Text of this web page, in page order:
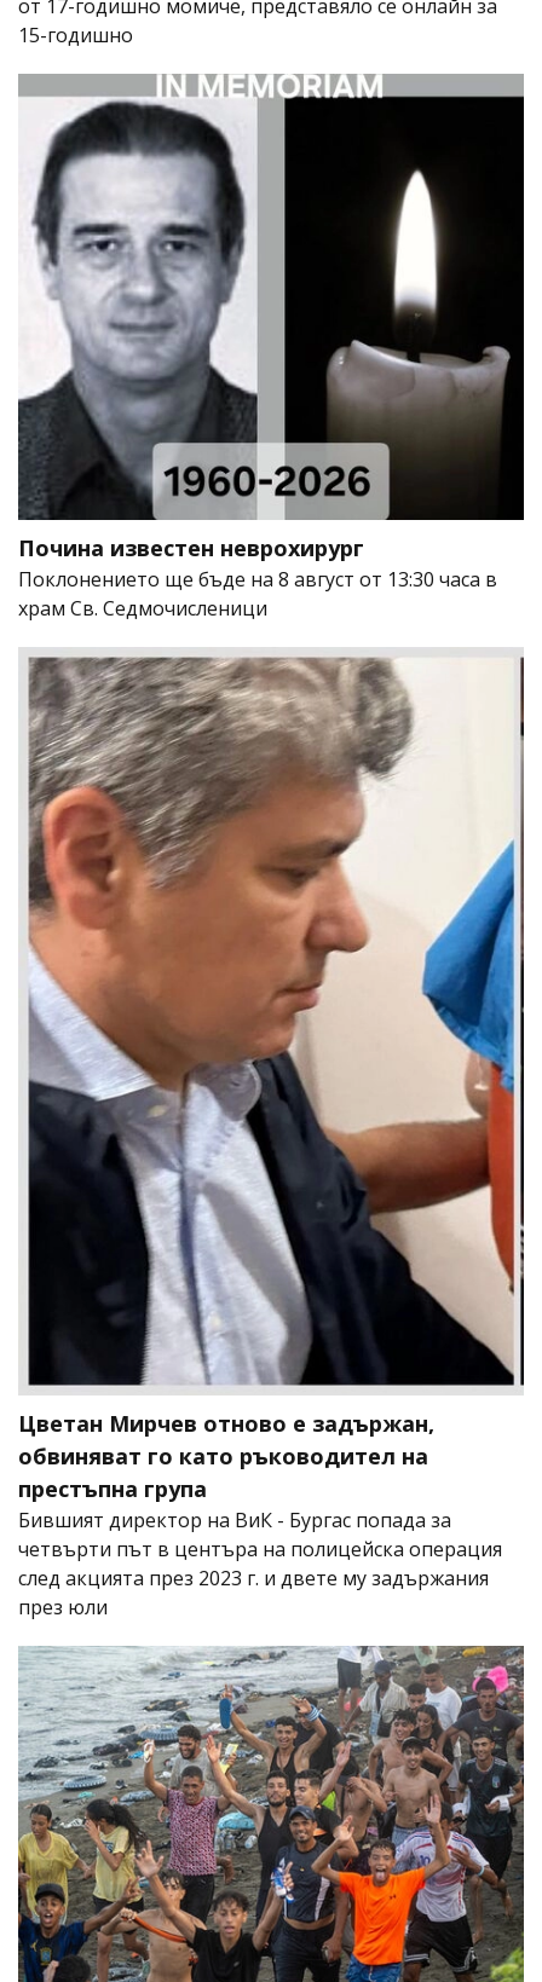
от 17-годишно момиче, представяло се онлайн за
15-годишно
Почина известен неврохирург
Поклонението ще бъде на 8 август от 13:30 часа в
храм Св. Седмочисленици
Цветан Мирчев отново е задържан,
обвиняват го като ръководител на
престъпна група
Бившият директор на ВиК - Бургас попада за
четвърти път в центъра на полицейска операция
след акцията през 2023 г. и двете му задържания
през юли